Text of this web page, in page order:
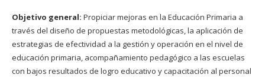
Objetivo general: Propiciar mejoras en la Educación Primaria a
través del diseño de propuestas metodológicas, la aplicación de
estrategias de efectividad a la gestión y operación en el nivel de
educación primaria, acompañamiento pedagógico a las escuelas
con bajos resultados de logro educativo y capacitación al personal